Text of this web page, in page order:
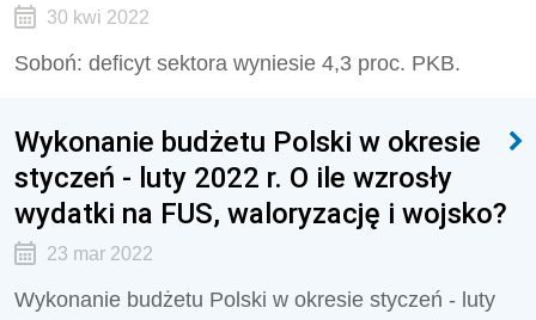
30 kwi 2022
Soboń: deficyt sektora wyniesie 4,3 proc. PKB.
Wykonanie budżetu Polski w okresie
styczeń - luty 2022 r. O ile wzrosły
wydatki na FUS, waloryzację i wojsko?
23 mar 2022
Wykonanie budżetu Polski w okresie styczeń - luty